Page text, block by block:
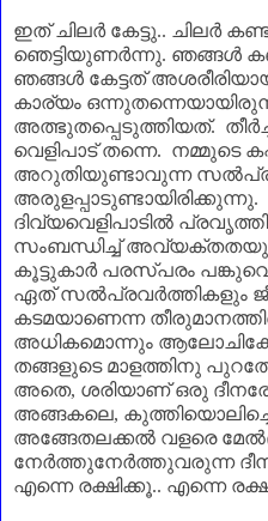
ഇത് ചിലർ കേട്ടു.. ചിലർ
ഞെട്ടിയുണർന്നു. ഞങ്ങൾ
ഞങ്ങൾ കേട്ടത്
കാര്യം
അത്ഭുതപ്പെടുത്തിയത്.
വെളിപാട് തന്നെ. നമ്മുടെ
അറുതിയുണ്ടാവുന്ന
ദിവ്യവെളിപാടിൽ
സംബന്ധിച്ച്
കൂട്ടുകാർ പരസ്പരം
ഏത് സൽപ്രവർത്തികളും
കടമയാണെന്ന
അധികമൊന്നും
തങ്ങളുടെ മാളത്തിനു
അതെ, ശരിയാണ്‌ ഒരു
അങ്ങകലെ,
അങ്ങേതലക്കൽ വളരെ
നേർത്തുനേർത്തുവരുന്ന
എന്നെ രക്ഷിക്കൂ.. എന്നെ